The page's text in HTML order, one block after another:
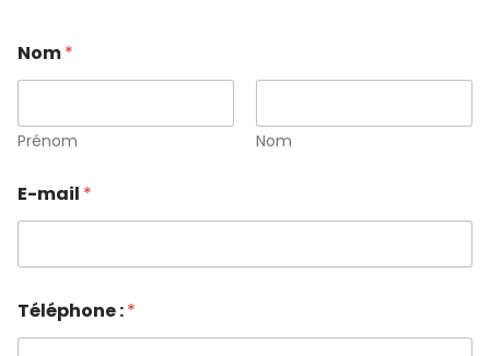
Nom*
Prénom Nom
E-mail *
Téléphone :*